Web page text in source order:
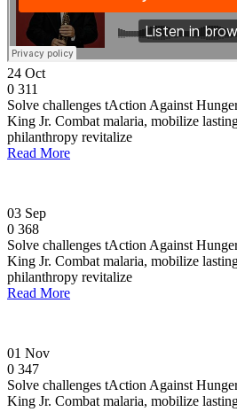
24 Oct
0 311
Solve challenges tAction Against
King Jr. Combat malaria, mobilize
philanthropy revitalize
Read More
03 Sep
0 368
Solve challenges tAction Against
King Jr. Combat malaria, mobilize
philanthropy revitalize
Read More
01 Nov
0 347
Solve challenges tAction Against
King Jr. Combat malaria, mobilize